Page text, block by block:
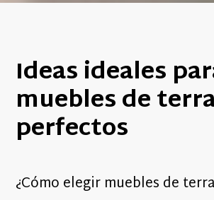
Ideas ideales
muebles de
perfectos
¿Cómo elegir muebles de